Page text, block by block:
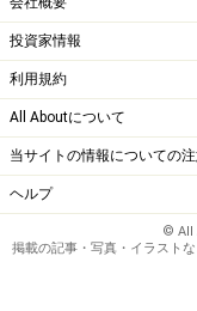
投資家情報
利用規約
All Aboutについて
当サイトの情報についての
ヘルプ
© All
掲載の記事・写真・イラスト